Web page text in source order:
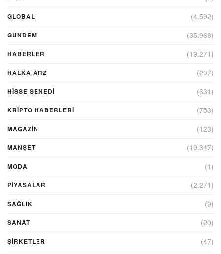
GLOBAL (4.592)
GUNDEM (35.968)
HABERLER (19.271)
HALKA ARZ (297)
HİSSE SENEDİ (631)
KRIPTO HABERLERI (753)
MAGAZİN (123)
MANŞET (19.347)
MODA (1)
PİYASALAR (2.271)
SAĞLIK (9)
SANAT (20)
ŞIRKETLER (47)